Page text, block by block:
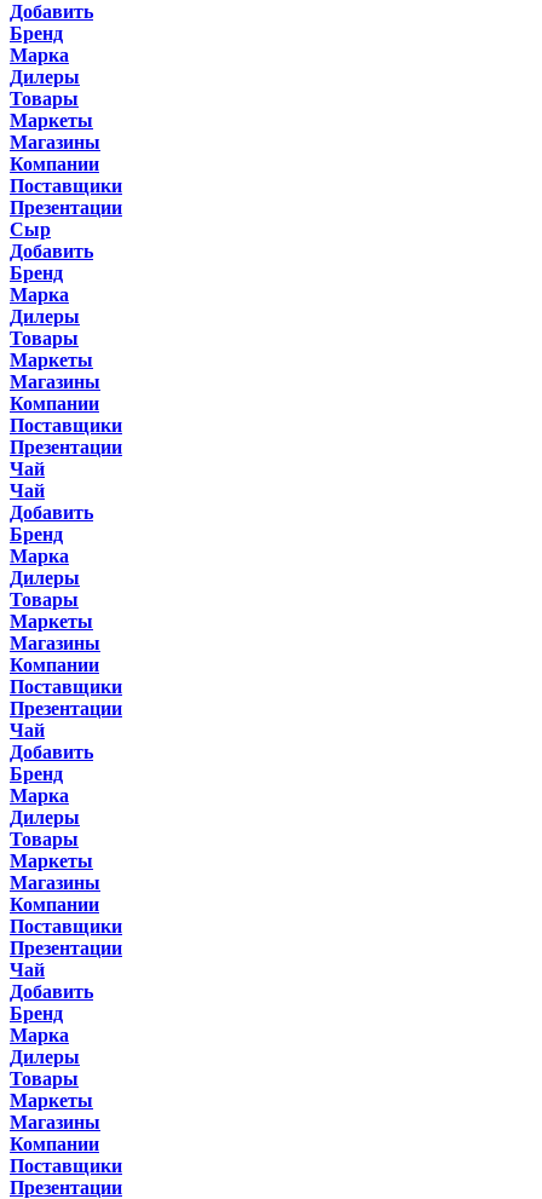
Добавить
Бренд
Марка
Дилеры
Товары
Маркеты
Магазины
Компании
Поставщики
Презентации
Сыр
Добавить
Бренд
Марка
Дилеры
Товары
Маркеты
Магазины
Компании
Поставщики
Презентации
Чай
Чай
Добавить
Бренд
Марка
Дилеры
Товары
Маркеты
Магазины
Компании
Поставщики
Презентации
Чай
Добавить
Бренд
Марка
Дилеры
Товары
Маркеты
Магазины
Компании
Поставщики
Презентации
Чай
Добавить
Бренд
Марка
Дилеры
Товары
Маркеты
Магазины
Компании
Поставщики
Презентации